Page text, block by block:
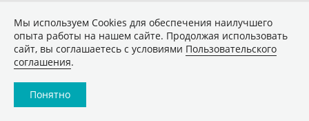
Мы используем Сookies для обеспечения наилучшего
опыта работы на нашем сайте. Продолжая использовать
сайт, вы соглашаетесь с условиями Пользовательского
соглашения.
Понятно